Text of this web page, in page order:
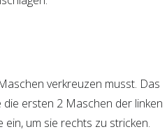
verkreuzen musst. Das
ersten 2 Maschen der linken
um sie rechts zu stricken.